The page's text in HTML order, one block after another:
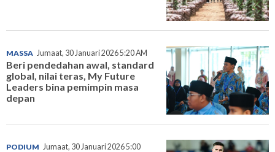
MASSA Jumaat, 30 Januari 2026 5:20 AM
Beri pendedahan awal, standard
global, nilai teras, My Future
Leaders bina pemimpin masa
depan
PODIUM Jumaat, 30 Januari 2026 5:00